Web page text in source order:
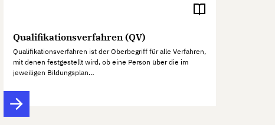
Qualifikationsverfahren (QV)
Qualifikationsverfahren ist der Oberbegriff für alle Verfahren,
mit denen festgestellt wird, ob eine Person über die im
jeweiligen Bildungsplan…